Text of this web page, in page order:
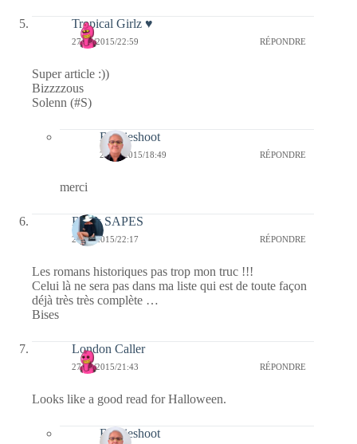
Tropical Girlz ♥
27/10/2015/22:59 RÉPONDRE
Super article :))
Bizzzzous
Solenn (#S)
Bernieshoot
28/10/2015/18:49 RÉPONDRE
merci
Black SAPES
27/10/2015/22:17 RÉPONDRE
Les romans historiques pas trop mon truc !!!
Celui là ne sera pas dans ma liste qui est de toute façon
déjà très très complète …
Bises
London Caller
27/10/2015/21:43 RÉPONDRE
Looks like a good read for Halloween.
Bernieshoot